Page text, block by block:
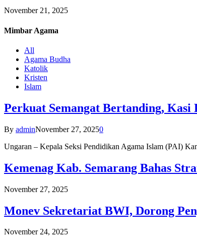
November 21, 2025
Mimbar Agama
All
Agama Budha
Katolik
Kristen
Islam
Perkuat Semangat Bertanding,
By adminNovember 27, 20250
Ungaran – Kepala Seksi Pendidikan Agama Islam (PAI)
Kemenag Kab. Semarang Bahas
November 27, 2025
Monev Sekretariat BWI, Dorong
November 24, 2025